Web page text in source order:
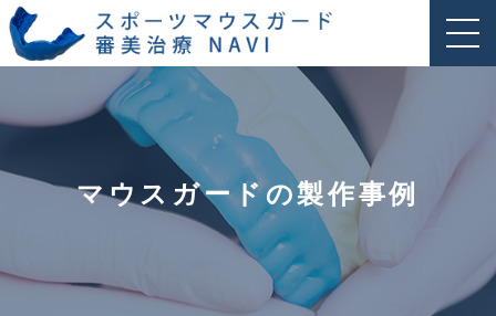
マウスガードの製作事例